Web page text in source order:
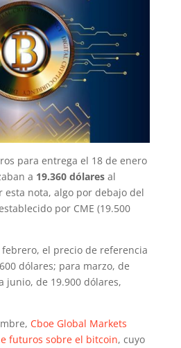
para entrega el 18 de enero
a 19.360 dólaresal
esta nota, algo por debajo del
por CME (19.500
el precio de referencia
dólares; para marzo, de
junio, de 19.900 dólares,
Cboe Global Markets
futuros sobre el bitcoin, cuyo